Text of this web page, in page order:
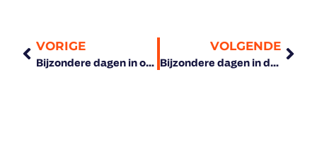
VORIGE
Bijzondere dagen in oktober om op in te haken met je interne communicatie
VOLGENDE
Bijzondere dagen in december om bij stil te staan in je interne communicatie